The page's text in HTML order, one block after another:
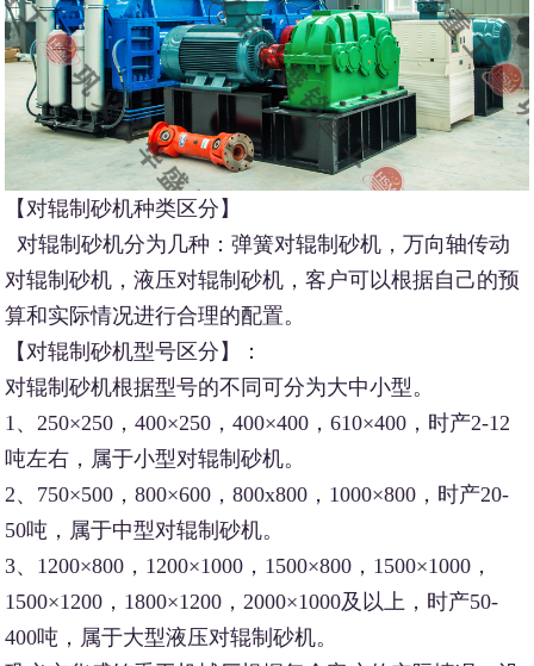
【对辊制砂机种类区分】
对辊制砂机分为几种：弹簧对辊制砂机，万向轴传动
对辊制砂机，液压对辊制砂机，客户可以根据自己的预
算和实际情况进行合理的配置。
【对辊制砂机型号区分】：
对辊制砂机根据型号的不同可分为大中小型。
1、250×250，400×250，400×400，610×400，时产2-12
吨左右，属于小型对辊制砂机。
2、750×500，800×600，800x800，1000×800，时产20-
50吨，属于中型对辊制砂机。
3、1200×800，1200×1000，1500×800，1500×1000，
1500×1200，1800×1200，2000×1000及以上，时产50-
400吨，属于大型液压对辊制砂机。